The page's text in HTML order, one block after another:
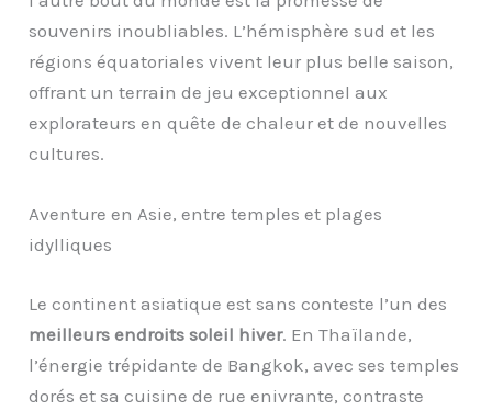
souvenirs inoubliables. L’hémisphère sud et les
régions équatoriales vivent leur plus belle saison,
offrant un terrain de jeu exceptionnel aux
explorateurs en quête de chaleur et de nouvelles
cultures.
Aventure en Asie, entre temples et plages
idylliques
Le continent asiatique est sans conteste l’un des
meilleurs endroits soleil hiver. En Thaïlande,
l’énergie trépidante de Bangkok, avec ses temples
dorés et sa cuisine de rue enivrante, contraste